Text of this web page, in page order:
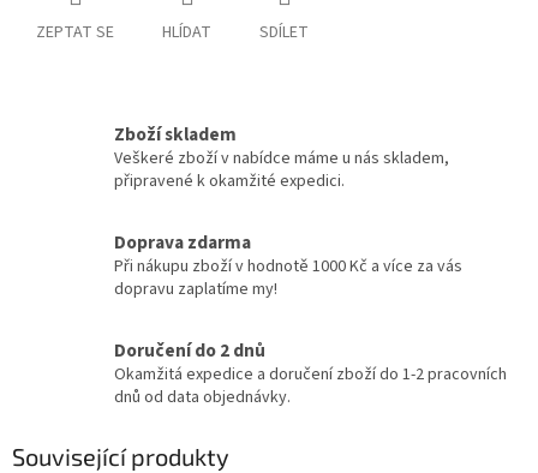
ZEPTAT SE HLÍDAT SDÍLET
Zboží skladem
Veškeré zboží v nabídce máme u nás skladem,
připravené k okamžité expedici.
Doprava zdarma
Při nákupu zboží v hodnotě 1000 Kč a více za vás
dopravu zaplatíme my!
Doručení do 2 dnů
Okamžitá expedice a doručení zboží do 1-2 pracovních
dnů od data objednávky.
Související produkty